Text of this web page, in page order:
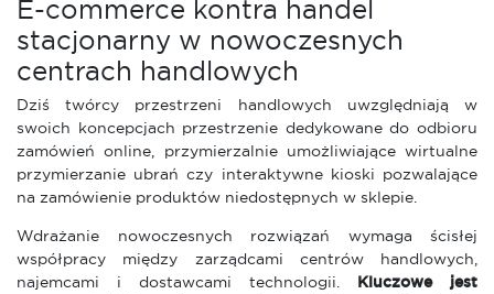
E-commerce kontra handel
stacjonarny w nowoczesnych
centrach handlowych
Dziś twórcy przestrzeni handlowych uwzględniają w
swoich koncepcjach przestrzenie dedykowane do odbioru
zamówień online, przymierzalnie umożliwiające wirtualne
przymierzanie ubrań czy interaktywne kioski pozwalające
na zamówienie produktów niedostępnych w sklepie.
Wdrażanie nowoczesnych rozwiązań wymaga ścisłej
współpracy między zarządcami centrów handlowych,
najemcami i dostawcami technologii. Kluczowe jest